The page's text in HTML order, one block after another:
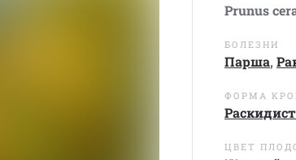
Prunus
БОЛЕЗНИ
Парша,
ФОРМА
ЦВЕТ